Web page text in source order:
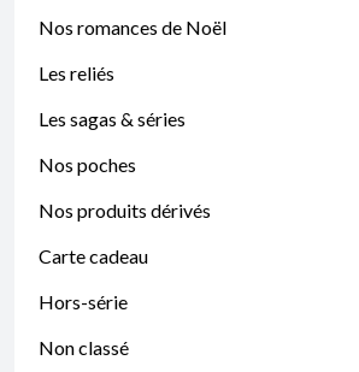
Nos romances de Noël
Les reliés
Les sagas & séries
Nos poches
Nos produits dérivés
Carte cadeau
Hors-série
Non classé